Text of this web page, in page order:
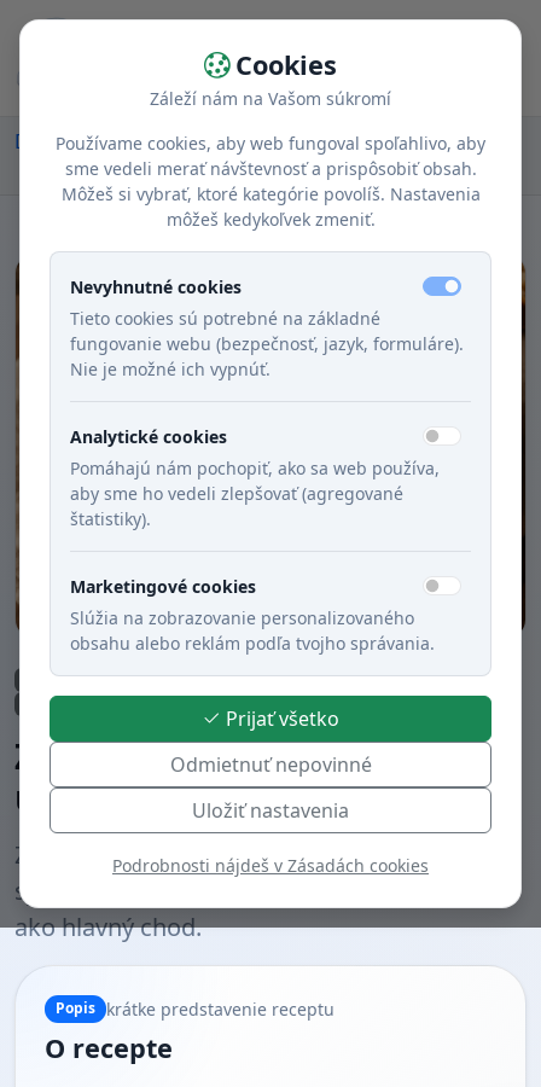
Domov Recepty Chody
Obed
Zemiaková s klobáskou a údenou paprikou
Obed Polievky Rýchla príprava (do 30 min.)
Bravčové mäso
Varené
Zemiaková s klobáskou a
údenou paprikou
Zemiaková s klobáskou a údenou paprikou je
sýta, rýchla a poctivá polievka, ktorá zasýti aj
ako hlavný chod.
Popis krátke predstavenie receptu
O recepte
Cookies
Záleží nám na Vašom súkromí
Používame cookies, aby web fungoval spoľahlivo, aby
sme vedeli merať návštevnosť a prispôsobiť obsah.
Môžeš si vybrať, ktoré kategórie povolíš. Nastavenia
môžeš kedykoľvek zmeniť.
Nevyhnutné cookies
Tieto cookies sú potrebné na základné
fungovanie webu (bezpečnosť, jazyk, formuláre).
Nie je možné ich vypnúť.
Analytické cookies
Pomáhajú nám pochopiť, ako sa web používa,
aby sme ho vedeli zlepšovať (agregované
štatistiky).
Marketingové cookies
Slúžia na zobrazovanie personalizovaného
obsahu alebo reklám podľa tvojho správania.
Prijať všetko
Odmietnuť nepovinné
Uložiť nastavenia
Podrobnosti nájdeš v Zásadách cookies